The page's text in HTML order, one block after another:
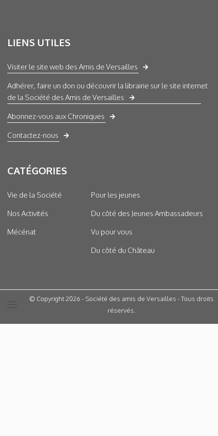
LIENS UTILES
Visiter le site web des Amis de Versailles
Adhérer, faire un don ou découvrir la librairie sur le site internet
de la Société des Amis de Versailles
Abonnez-vous aux Chroniques
Contactez-nous
CATÉGORIES
Vie de la Société
Nos Activités
Mécénat
Pour les jeunes
Du côté des Jeunes Ambassadeurs
Vu pour vous
Du côté du Château
© Copyright 2026 - Société des amis de Versailles - Tous droits
réservés.